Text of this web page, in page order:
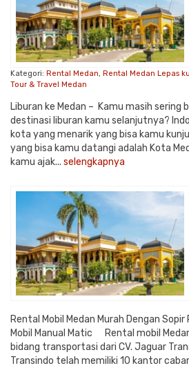
Kategori: Rental Medan, Rental Medan Lepas
Tour & Travel Medan
Liburan ke Medan – Kamu masih sering
destinasi liburan kamu selanjutnya?
kota yang menarik yang bisa kamu
yang bisa kamu datangi adalah Kota
kamu ajak... selengkapnya
Rental Mobil Medan Murah Dengan
Mobil Manual Matic Rental mobil
bidang transportasi dari CV. Jaguar
Transindo telah memiliki 10 kantor